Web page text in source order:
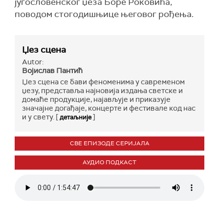
поводом стогодишњице његовог рођења.
Џез сцена
Autor:
Војислав Пантић
Џез сцена се бави феноменима у савременом
џезу, представља најновија издања светске и
домаће продукције, најављује и приказује
значајне догађаје, концерте и фестивале код нас
и у свету. [детаљније]
СВЕ ЕПИЗОДЕ СЕРИЈАЛА
АУДИО ПОДКАСТ